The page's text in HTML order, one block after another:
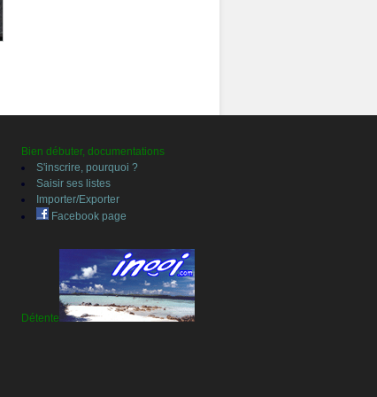
Bien débuter, documentations
S'inscrire, pourquoi ?
Saisir ses listes
Importer/Exporter
Facebook page
Détente